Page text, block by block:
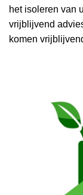
het isoleren van
vrijblijvend
komen